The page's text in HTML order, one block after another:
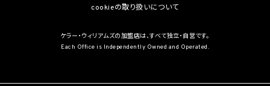
cookieの取り扱いについて
ケラー・ウィリアムズの加盟店は、すべて独立・自営です。
Each Office is Independently Owned and Operated.